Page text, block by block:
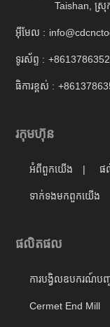
Taishan, ស្រុ
អ៊ីមែល :
ទូរស័ព្ទ :
ធិការខ្ពស់ :
រកុមហ៊ុន
អំពីពួកយើង ផ
ទាក់ទង​មក​ពួក​យើង
ផលិតផល
ការបង្វិលឧបករណ៍ប
Cermet End Mill